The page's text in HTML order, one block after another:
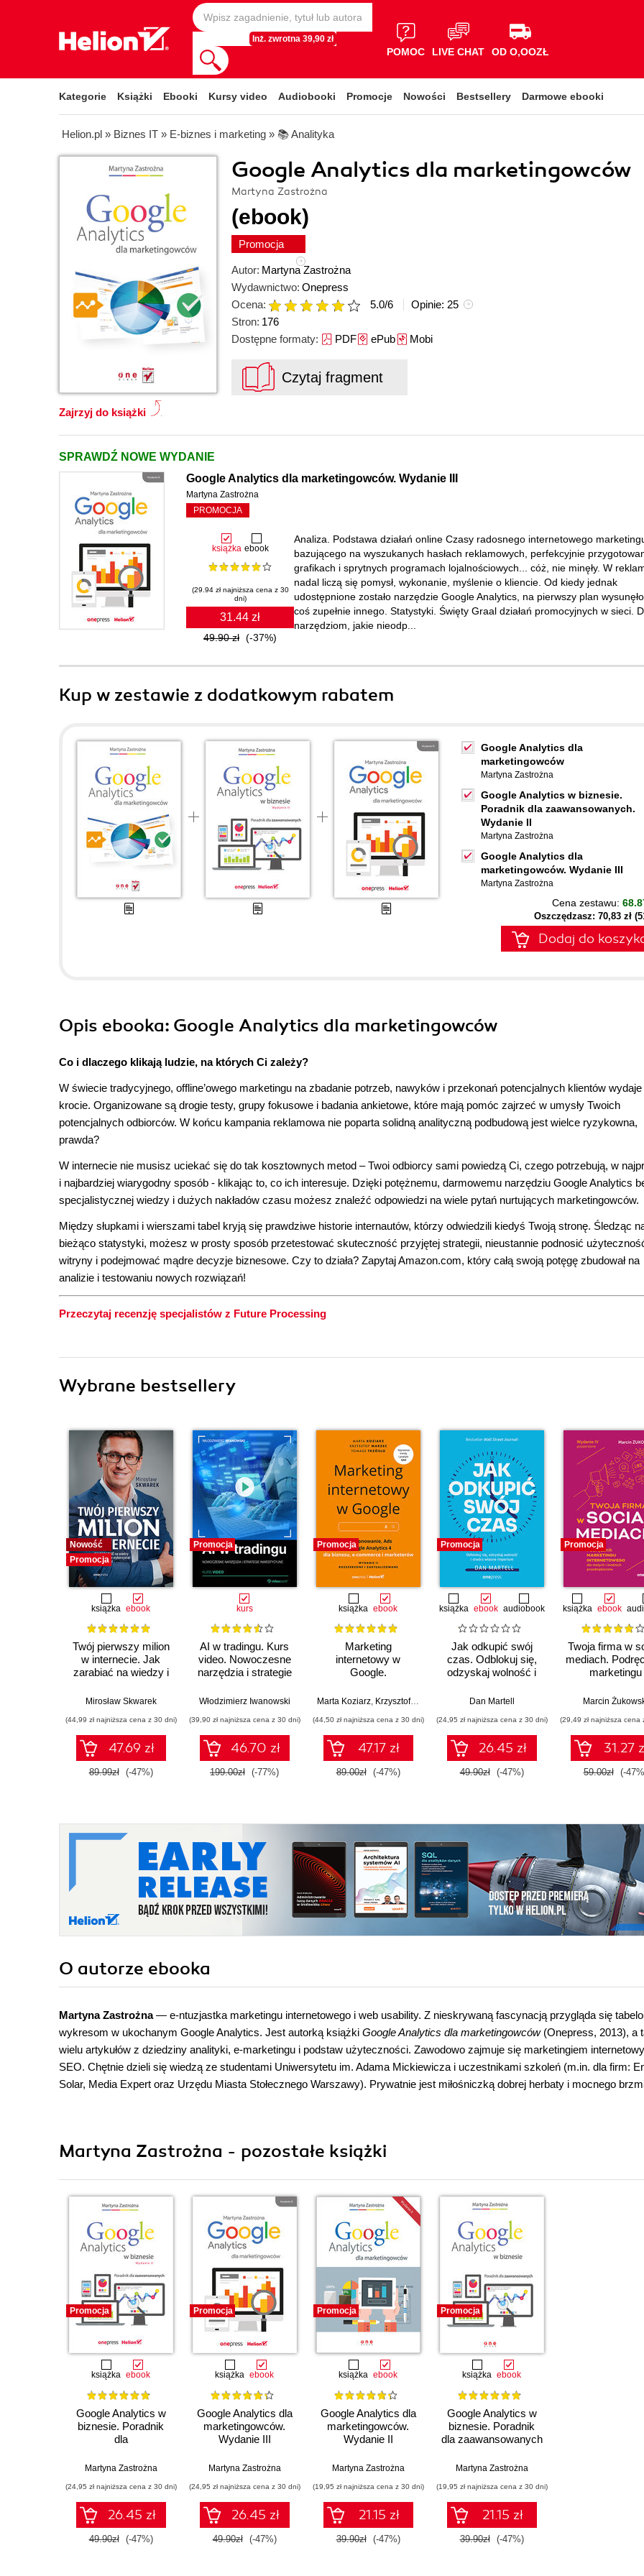
Inż. zwrotna 39,90 zł
POMOC LIVE CHAT OD O,OOZŁ
Kategorie Książki Ebooki Kursy video Audiobooki Promocje Nowości Bestsellery Darmowe ebooki
Helion.pl » Biznes IT » E-biznes i marketing » 📚 Analityka
Google Analytics dla marketingowców
Martyna Zastrożna
(ebook)
Promocja
Zajrzyj do książki
Autor: Martyna Zastrożna
Wydawnictwo: Onepress
Ocena:
5.0/6 Opinie: 25
Stron: 176
Dostępne formaty: PDFePubMobi
Czytaj fragment
SPRAWDŹ NOWE WYDANIE
Google Analytics dla marketingowców. Wydanie III
Martyna Zastrożna
PROMOCJA
książka ebook
(29.94 zł najniższa cena z 30
dni)
31.44 zł
49.90 zł (-37%)
Analiza. Podstawa działań online Czasy radosnego internetowego
bazującego na wyszukanych hasłach reklamowych, perfekcyjnie
grafikach i sprytnych programach lojalnościowych... cóż, nie minęły. W
nadal liczą się pomysł, wykonanie, myślenie o kliencie. Od kiedy jednak
udostępnione zostało narzędzie Google Analytics, na pierwszy plan
coś zupełnie innego. Statystyki. Święty Graal działań promocyjnych w sieci.
narzędziom, jakie nieodp...
Kup w zestawie z dodatkowym rabatem
Google Analytics dla
marketingowców
Martyna Zastrożna
Google Analytics w biznesie.
Poradnik dla zaawansowanych.
Wydanie II
Martyna Zastrożna
Google Analytics dla
marketingowców. Wydanie III
Martyna Zastrożna
Cena zestawu:
Oszczędzasz: 70,83 zł
Dodaj do
Opis ebooka: Google Analytics dla marketingowców
Co i dlaczego klikają ludzie, na których Ci zależy?
W świecie tradycyjnego, offline’owego marketingu na zbadanie potrzeb, nawyków i przekonań potencjalnych klientów
krocie. Organizowane są drogie testy, grupy fokusowe i badania ankietowe, które mają pomóc zajrzeć w umysły Twoich
potencjalnych odbiorców. W końcu kampania reklamowa nie poparta solidną analityczną podbudową jest wielce ryzykowna,
prawda?
W internecie nie musisz uciekać się do tak kosztownych metod – Twoi odbiorcy sami powiedzą Ci, czego potrzebują, w
i najbardziej wiarygodny sposób - klikając to, co ich interesuje. Dzięki potężnemu, darmowemu narzędziu Google Analytics
specjalistycznej wiedzy i dużych nakładów czasu możesz znaleźć odpowiedzi na wiele pytań nurtujących marketingowców.
Między słupkami i wierszami tabel kryją się prawdziwe historie internautów, którzy odwiedzili kiedyś Twoją stronę. Śledząc
bieżąco statystyki, możesz w prosty sposób przetestować skuteczność przyjętej strategii, nieustannie podnosić
witryny i podejmować mądre decyzje biznesowe. Czy to działa? Zapytaj Amazon.com, który całą swoją potęgę zbudował na
analizie i testowaniu nowych rozwiązań!
Przeczytaj recenzję specjalistów z Future Processing
Wybrane bestsellery
Nowość
Promocja
książka ebook
Twój pierwszy milion
w internecie. Jak
zarabiać na wiedzy i
wykorzystać swój
Mirosław Skwarek
(44,99 zł najniższa cena z 30 dni)
47.69 zł
89.99zł (-47%)
Promocja
kurs
AI w tradingu. Kurs
video. Nowoczesne
narzędzia i strategie
Włodzimierz Iwanowski
(39,90 zł najniższa cena z 30 dni)
46.70 zł
199.00zł (-77%)
Promocja
książka ebook
Marketing
internetowy w
Google.
& Google Analytics 4
commerce,
marketerów. Wydanie
II zaktualizowane i
rozszerzone
Marta Koziarz, Krzysztof Marzec Tomasz Trzósło
(44,50 zł najniższa cena z 30 dni)
47.17 zł
89.00zł (-47%)
Promocja
książka ebook audiobook
Jak odkupić swój
czas. Odblokuj się,
odzyskaj wolność i
imperium
Dan Martell
(24,95 zł najniższa cena z 30 dni)
26.45 zł
49.90zł (-47%)
Promocja
książka ebook
Twoja firma w
mediach.
marketingu
małych i
Wydanie IV
poszerzone
Marcin
(29,49 zł najniższa cena
31.27
59.00zł (-
O autorze ebooka
Martyna Zastrożna— e-ntuzjastka marketingu internetowego i web usability. Z nieskrywaną fascynacją przygląda się
wykresom w ukochanym Google Analytics. Jest autorką książki Google Analytics dla marketingowców(Onepress, 2013), a
wielu artykułów z dziedziny analityki, e-marketingu i podstaw użyteczności. Zawodowo zajmuje się marketingiem
SEO. Chętnie dzieli się wiedzą ze studentami Uniwersytetu im. Adama Mickiewicza i uczestnikami szkoleń (m.in. dla firm:
Solar, Media Expert oraz Urzędu Miasta Stołecznego Warszawy). Prywatnie jest miłośniczką dobrej herbaty i mocnego
Martyna Zastrożna - pozostałe książki
Promocja
książka ebook
Google Analytics w
biznesie. Poradnik
dla
Wydanie II
Martyna Zastrożna
(24,95 zł najniższa cena z 30 dni)
26.45 zł
49.90zł (-47%)
Promocja
książka ebook
Google Analytics dla
marketingowców.
Wydanie III
Martyna Zastrożna
(24,95 zł najniższa cena z 30 dni)
26.45 zł
49.90zł (-47%)
Promocja
książka ebook
Google Analytics dla
marketingowców.
Wydanie II
Martyna Zastrożna
(19,95 zł najniższa cena z 30 dni)
21.15 zł
39.90zł (-47%)
Promocja
książka ebook
Google Analytics w
biznesie. Poradnik
dla zaawansowanych
Martyna Zastrożna
(19,95 zł najniższa cena z 30 dni)
21.15 zł
39.90zł (-47%)